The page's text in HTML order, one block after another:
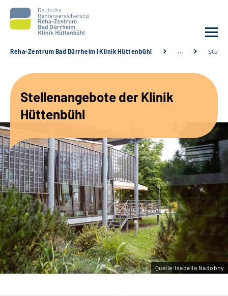
Unsere Angebote
Karriere
Sozialdienste & Zuweisende
Suche
Leichte Sprache
Gebärdensprache
Reha-Zentrum Bad Dürrheim | Klinik Hüttenbühl …
Stellenangebote der Klinik
Hüttenbühl
Quelle:Isabella Nadobny